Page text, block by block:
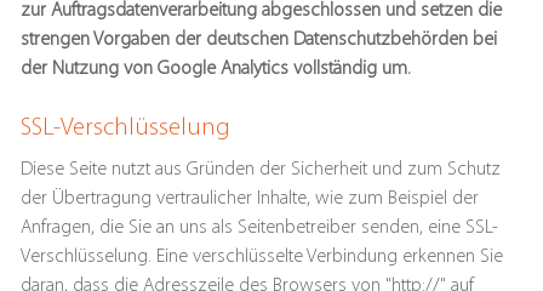
zur Auftragsdatenverarbeitung abgeschlossen und setzen die
strengen Vorgaben der deutschen Datenschutzbehörden bei
der Nutzung von Google Analytics vollständig um.
SSL-Verschlüsselung
Diese Seite nutzt aus Gründen der Sicherheit und zum Schutz
der Übertragung vertraulicher Inhalte, wie zum Beispiel der
Anfragen, die Sie an uns als Seitenbetreiber senden, eine SSL-
Verschlüsselung. Eine verschlüsselte Verbindung erkennen Sie
daran, dass die Adresszeile des Browsers von "http://" auf